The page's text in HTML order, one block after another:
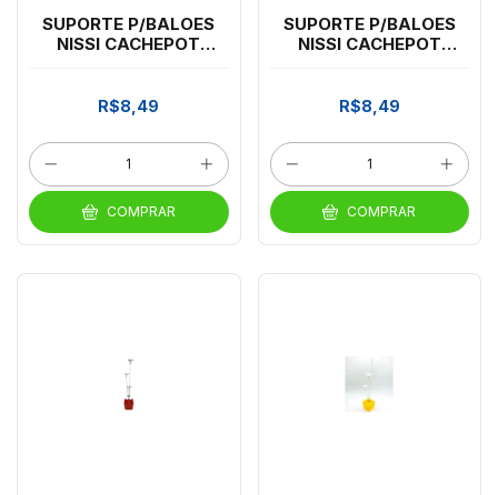
SUPORTE P/BALOES
NISSI CACHEPOT
R$8,49
COMPRAR
SUPORTE P/BALOES
NISSI CACHEPOT
R$8,49
COMPRAR